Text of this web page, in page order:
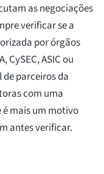
as negociações
verificar se a
por órgãos
CySEC, ASIC ou
parceiros da
com uma
mais um motivo
antes verificar.